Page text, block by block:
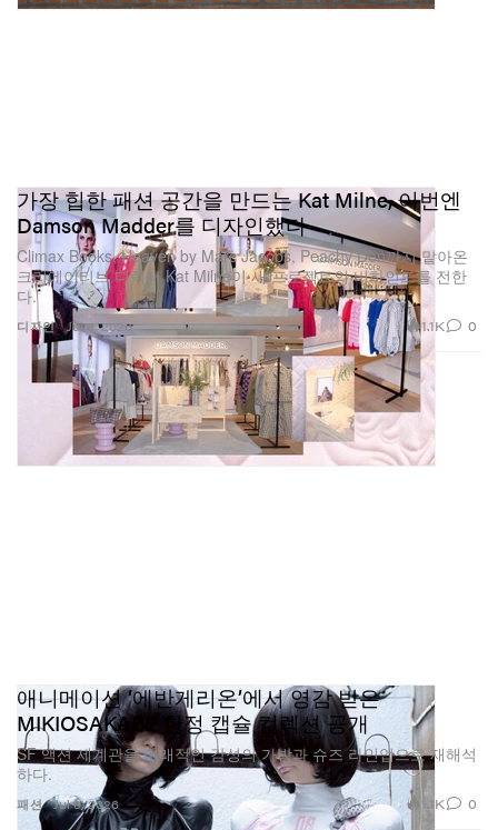
디자인
가장 힙한 패션 공간을 만드는 Kat Milne, 이번엔
Damson Madder를 디자인했다
Climax Books, Heaven by Marc Jacobs, Peachy Den까지 맡아온
크리에이티브 디렉터 Kat Milne이 새 프로젝트의 비하인드를 전한
다.
Jul 8, 2026 1.1K 0
패션
애니메이션 ‘에반게리온’에서 영감 받은
MIKIOSAKABE 한정 캡슐 컬렉션 공개
SF 액션 세계관을 미래적인 감성의 가방과 슈즈 라인업으로 재해석
하다.
Jul 8, 2026 1.1K 0